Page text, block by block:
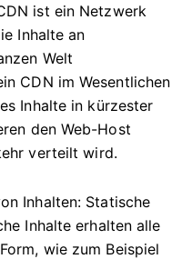
ist ein Netzwerk
Inhalte an
Welt
CDN im Wesentlichen
Inhalte in kürzester
den Web-Host
verteilt wird.
Inhalten: Statische
Inhalte erhalten alle
wie zum Beispiel